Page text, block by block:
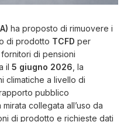
ha proposto di rimuovere i
di prodotto TCFD per
di pensioni
il 5 giugno 2026 , la
climatiche a livello di
pubblico
collegata all’uso da
di prodotto e richieste dati